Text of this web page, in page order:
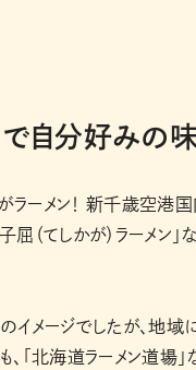
で自分好みの
ーメン！ 新千歳空港国
（てしかが）ラーメン
イメージでしたが、地
「北海道ラーメン道場